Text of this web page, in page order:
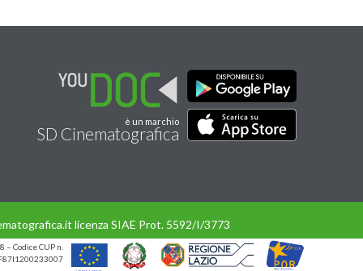
è un marchio
SD Cinematografica
licenza SIAE Prot. 5592/I/3773
– Codice CUP n.